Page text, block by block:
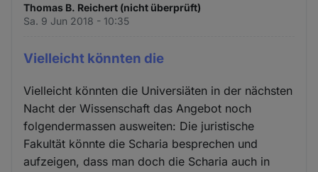
Thomas B. Reichert (nicht überprüft)
Sa. 9 Jun 2018 - 10:35
Vielleicht könnten die
Vielleicht könnten die Universiäten in der nächsten
Nacht der Wissenschaft das Angebot noch
folgendermassen ausweiten: Die juristische
Fakultät könnte die Scharia besprechen und
aufzeigen, dass man doch die Scharia auch in